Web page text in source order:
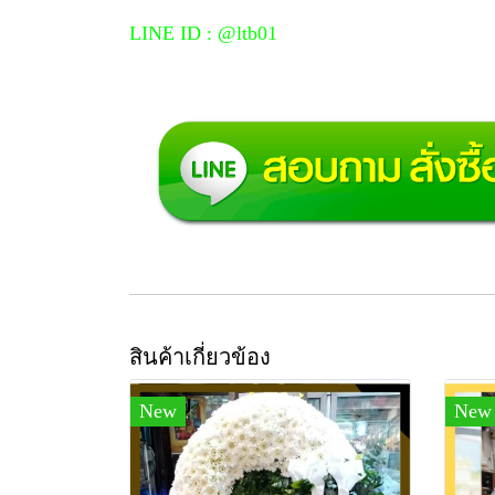
LINE ID : @ltb01
สินค้าเกี่ยวข้อง
New New